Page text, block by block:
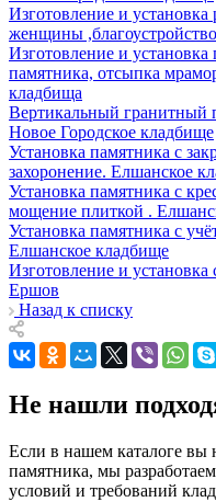
Изготовление и установка
женщины
Изготовление и
памятника, отсыпка
кладбища
Вертикальный гранитный
Новое Городское кладбище
Установка памятника с
захоронение. Елшанское
Установка памятника с
мощение плиткой .
Установка памятника с
Елшанское кладбище
Изготовление и
Ершов
Назад к списку
Не нашли
Если в нашем каталоге
памятника, мы
условий и требований